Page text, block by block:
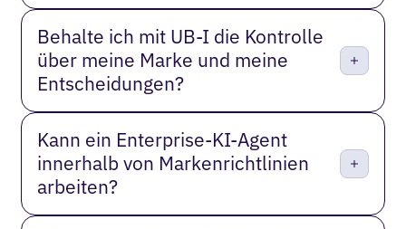
Behalte ich mit UB-I die Kontrolle
über meine Marke und meine
Entscheidungen?
Kann ein Enterprise-KI-Agent
innerhalb von Markenrichtlinien
arbeiten?